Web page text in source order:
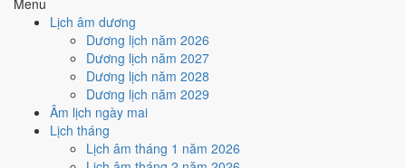
Lịch âm dương
Dương lịch năm 2026
Dương lịch năm 2027
Dương lịch năm 2028
Dương lịch năm 2029
Âm lịch ngày mai
Lịch tháng
Lịch âm tháng 1 năm 2026
Tuần nào trong tháng 2/1975
nhiều ngày tốt nhất?
Ngày tốt tháng 2/1975 dồn vềtuần 3 (10/2 - 16/2)
Tốt trở lên. Kém nhất làtuần 2 (3/2 - 9/2)
dịch được thì đặt việc lớn vào tuần 3, né tuần 2.
Muốn xem sát hơn từng ngày trong một tuần, mở